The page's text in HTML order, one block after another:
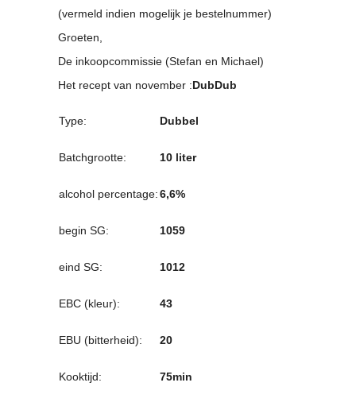
(vermeld indien mogelijk je bestelnummer)
Groeten,
De inkoopcommissie (Stefan en Michael)
Het recept van november :DubDub
Type: Dubbel
Batchgrootte: 10 liter
alcohol percentage:6,6%
begin SG: 1059
eind SG: 1012
EBC (kleur): 43
EBU (bitterheid): 20
Kooktijd: 75min